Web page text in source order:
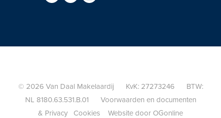
© 2026 Van Daal Makelaardij KvK: 27273246 BTW:
NL 8180.63.531.B.01 Voorwaarden en documenten
& Privacy Cookies Website door OGonline